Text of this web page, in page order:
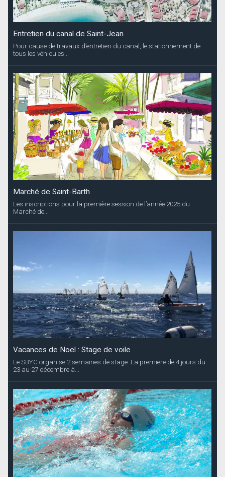
Entretien du canal de Saint-Jean
Pour cause de travaux d’entretien du canal, le stationnement de
tous les véhicules...
Marché de Saint-Barth
Les inscriptions pour la première session de l’année 2025 du
Marché de...
Vacances de Noël : Stage de voile
Le SBYC organise 2 semaines de stage. La premiere de 4 jours du
23 au 27 décembre à...